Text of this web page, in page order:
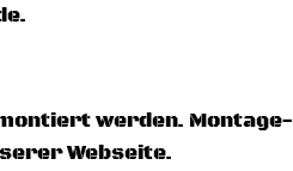
werden. Montage-
Webseite.